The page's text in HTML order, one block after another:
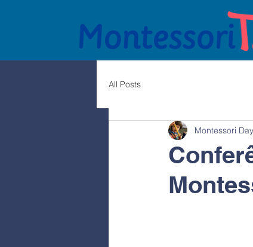
All Posts
Montessori